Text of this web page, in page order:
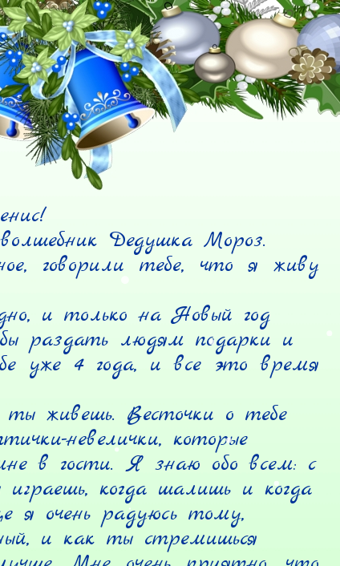
Дедушка Мороз.
говорили тебе, что я живу
и только на Новый год
раздать людям подарки и
уже 4 года, и все это время
живешь. Весточки о тебе
невелички, которые
в гости. Я знаю обо всем: с
когда шалишь и когда
я очень радуюсь тому,
и как ты стремишься